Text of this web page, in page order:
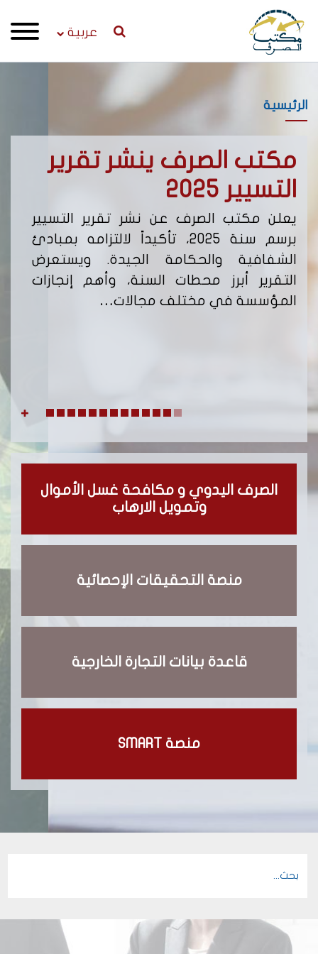
عربية
الرئيسية
مكتب الصرف ينشر تقرير
التسيير 2025
يعلن مكتب الصرف عن نشر تقرير التسيير
برسم سنة 2025، تأكيداً لالتزامه بمبادئ
الشفافية والحكامة الجيدة. ويستعرض
التقرير أبرز محطات السنة، وأهم إنجازات
المؤسسة في مختلف مجالات…
الصرف اليدوي و مكافحة غسل الأموال
وتمويل الارهاب
منصة التحقيقات الإحصائية
قاعدة بيانات التجارة الخارجية
منصة SMART